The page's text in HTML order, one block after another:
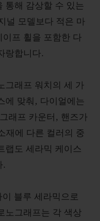
통해 감상할 수 있는
널 모델보다 적은 마
프 휠을 포함한 다
랑합니다.
그래프 워치의 세 가
에 맞춰, 다이얼에는
래프 카운터, 핸즈가
재에 다른 컬러의 중
랩도 세라믹 케이스
.
블루 세라믹으로
노그래프는 각 색상